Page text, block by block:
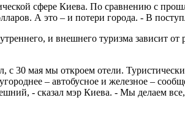
сфере Киева. По сравнению с
А это – и потери города. - В
и внешнего туризма зависит
с 30 мая мы откроем отели.
– автобусное и железное –
- сказал мэр Киева. - Мы делаем